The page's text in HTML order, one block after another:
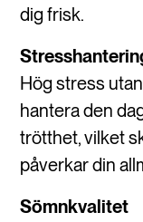
dig frisk.
Hög stress
hantera den
trötthet, vilket
påverkar din
Sömnkvalitet